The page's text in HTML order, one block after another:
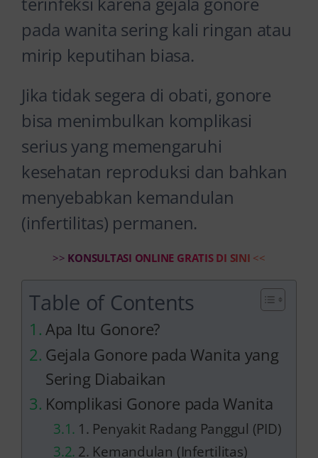
pada wanita sering kali ringan atau
mirip keputihan biasa.
Jika tidak segera di obati, gonore
bisa menimbulkan komplikasi
serius yang memengaruhi
kesehatan reproduksi dan bahkan
menyebabkan kemandulan
(infertilitas) permanen.
>> KONSULTASI ONLINE GRATIS DI SINI <<
Table of Contents
Apa Itu Gonore?
Gejala Gonore pada Wanita yang
Sering Diabaikan
Komplikasi Gonore pada Wanita
1. Penyakit Radang Panggul (PID)
2. Kemandulan (Infertilitas)